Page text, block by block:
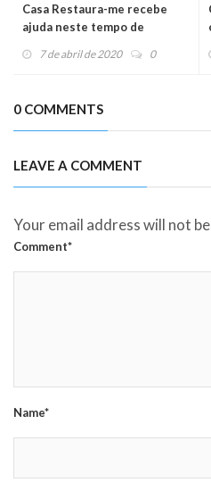
Casa Restaura-me recebe
ajuda neste tempo de
7 de abril de 2020 0
0 COMMENTS
LEAVE A COMMENT
Your email address will not
Comment*
Name*